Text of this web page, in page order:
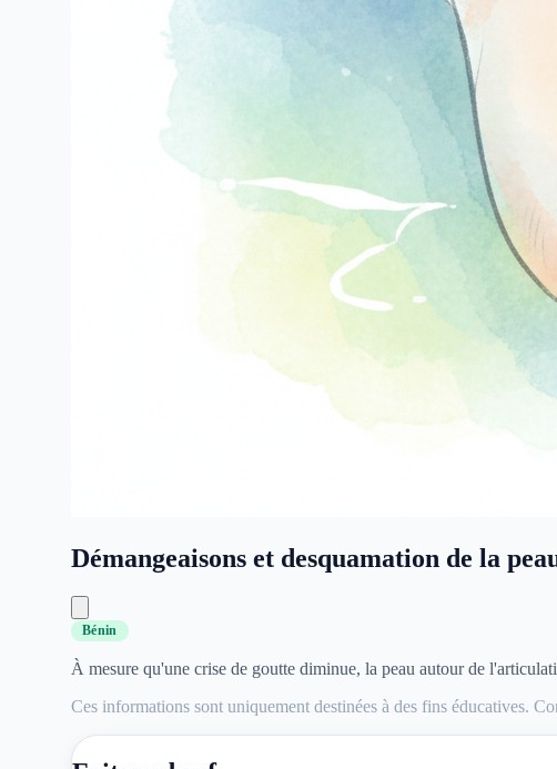
Démangeaisons et desquamation de la
Bénin
À mesure qu'une crise de goutte diminue, la peau autour de
Ces informations sont uniquement destinées à des fins éducatives.